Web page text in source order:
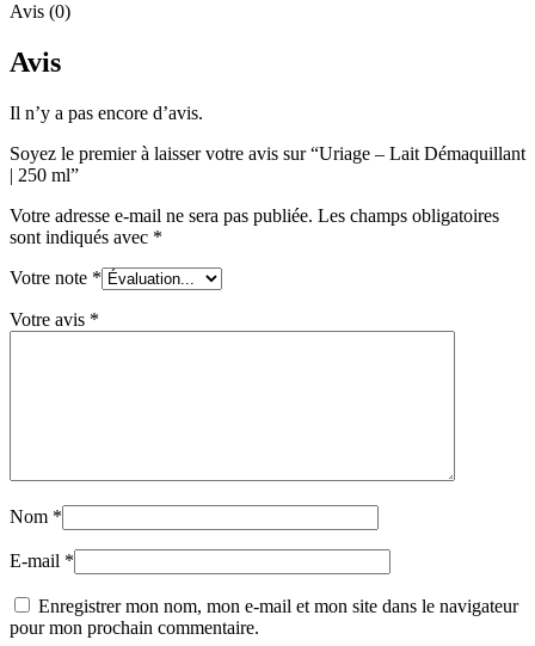
Avis (0)
Avis
Il n’y a pas encore d’avis.
Soyez le premier à laisser votre avis sur “Uriage – Lait Démaquillant
| 250 ml”
Votre adresse e-mail ne sera pas publiée. Les champs obligatoires
sont indiqués avec *
Votre note *
Votre avis *
Nom *
E-mail *
Enregistrer mon nom, mon e-mail et mon site dans le navigateur
pour mon prochain commentaire.